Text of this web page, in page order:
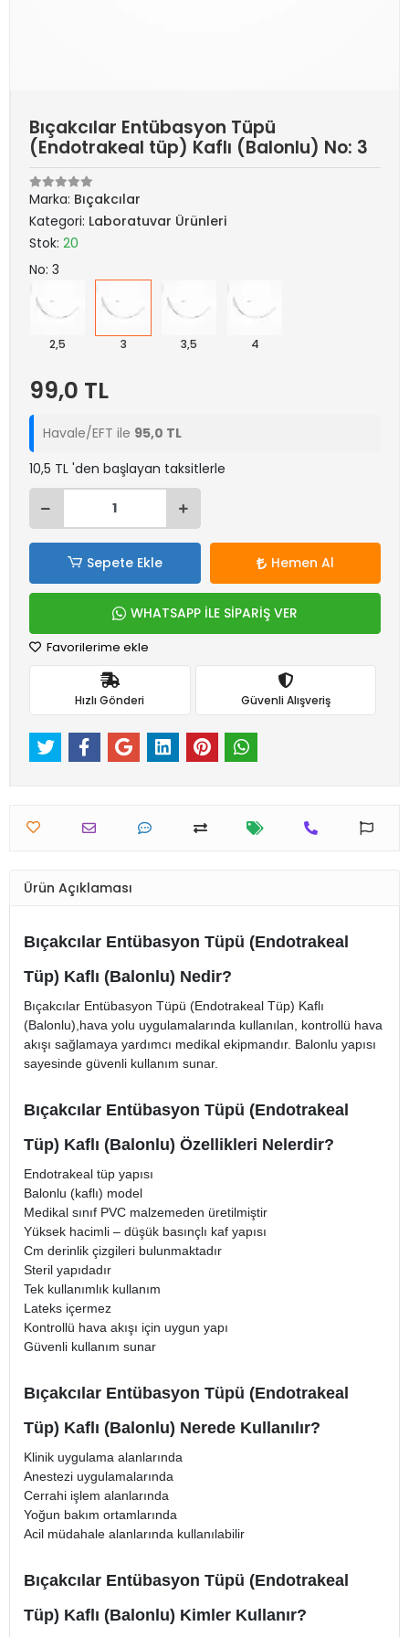
Bıçakcılar Entübasyon Tüpü
(Endotrakeal tüp) Kaflı (Balonlu) No: 3
Marka: Bıçakcılar
Kategori: Laboratuvar Ürünleri
Stok: 20
No: 3
2,5 3 3,5 4
99,0 TL
Havale/EFT ile 95,0 TL
10,5 TL 'den başlayan taksitlerle
Sepete Ekle Hemen Al
WHATSAPP İLE SİPARİŞ VER
Favorilerime ekle
Hızlı Gönderi Güvenli Alışveriş
Ürün Açıklaması
Bıçakcılar Entübasyon Tüpü (Endotrakeal
Tüp) Kaflı (Balonlu) Nedir?
Bıçakcılar Entübasyon Tüpü (Endotrakeal Tüp) Kaflı
(Balonlu),hava yolu uygulamalarında kullanılan, kontrollü hava
akışı sağlamaya yardımcı medikal ekipmandır. Balonlu yapısı
sayesinde güvenli kullanım sunar.
Bıçakcılar Entübasyon Tüpü (Endotrakeal
Tüp) Kaflı (Balonlu) Özellikleri Nelerdir?
Endotrakeal tüp yapısı
Balonlu (kaflı) model
Medikal sınıf PVC malzemeden üretilmiştir
Yüksek hacimli – düşük basınçlı kaf yapısı
Cm derinlik çizgileri bulunmaktadır
Steril yapıdadır
Tek kullanımlık kullanım
Lateks içermez
Kontrollü hava akışı için uygun yapı
Güvenli kullanım sunar
Bıçakcılar Entübasyon Tüpü (Endotrakeal
Tüp) Kaflı (Balonlu) Nerede Kullanılır?
Klinik uygulama alanlarında
Anestezi uygulamalarında
Cerrahi işlem alanlarında
Yoğun bakım ortamlarında
Acil müdahale alanlarında kullanılabilir
Bıçakcılar Entübasyon Tüpü (Endotrakeal
Tüp) Kaflı (Balonlu) Kimler Kullanır?